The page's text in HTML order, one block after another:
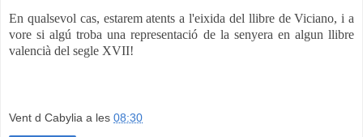
En qualsevol cas, estarem atents a l'eixida del llibre de Viciano, i a
vore si algú troba una representació de la senyera en algun llibre
valencià del segle XVII!
Vent d Cabylia a les 08:30